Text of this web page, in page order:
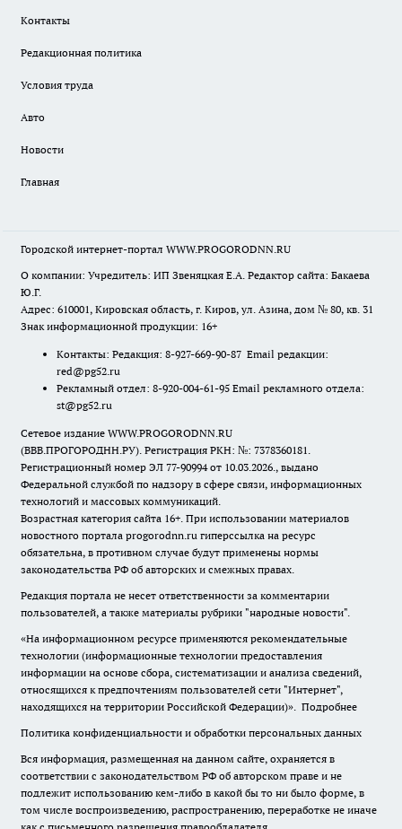
Контакты
Редакционная политика
Условия труда
Авто
Новости
Главная
Городской интернет-портал WWW.PROGORODNN.RU
О компании: Учредитель: ИП Звеняцкая Е.А. Редактор сайта: Бакаева
Ю.Г.
Адрес: 610001, Кировская область, г. Киров, ул. Азина, дом № 80, кв. 31
Знак информационной продукции: 16+
Контакты: Редакция: 8-927-669-90-87 Email редакции:
red@pg52.ru
Рекламный отдел: 8-920-004-61-95 Email рекламного отдела:
st@pg52.ru
Сетевое издание WWW.PROGORODNN.RU
(ВВВ.ПРОГОРОДНН.РУ). Регистрация РКН: №: 7378360181.
Регистрационный номер ЭЛ 77-90994 от 10.03.2026., выдано
Федеральной службой по надзору в сфере связи, информационных
технологий и массовых коммуникаций.
Возрастная категория сайта 16+. При использовании материалов
новостного портала progorodnn.ru гиперссылка на ресурс
обязательна, в противном случае будут применены нормы
законодательства РФ об авторских и смежных правах.
Редакция портала не несет ответственности за комментарии
пользователей, а также материалы рубрики "народные новости".
«На информационном ресурсе применяются рекомендательные
технологии (информационные технологии предоставления
информации на основе сбора, систематизации и анализа сведений,
относящихся к предпочтениям пользователей сети "Интернет",
находящихся на территории Российской Федерации)». Подробнее
Политика конфиденциальности и обработки персональных данных
Вся информация, размещенная на данном сайте, охраняется в
соответствии с законодательством РФ об авторском праве и не
подлежит использованию кем-либо в какой бы то ни было форме, в
том числе воспроизведению, распространению, переработке не иначе